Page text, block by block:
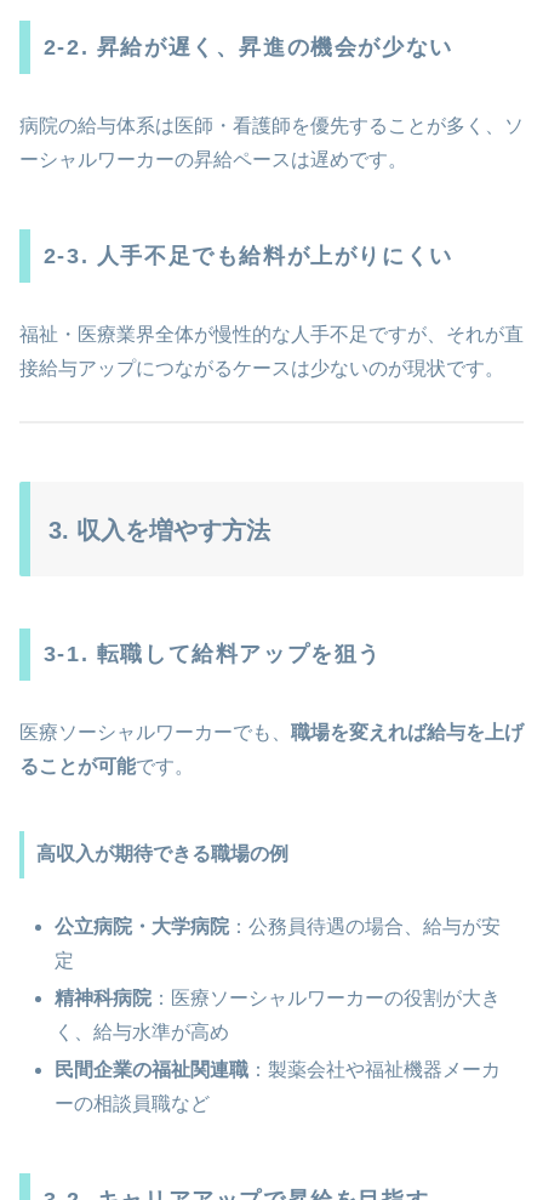
2-2. 昇給が遅く、昇進の機会が少ない
病院の給与体系は医師・看護師を優先することが多く、ソ
ーシャルワーカーの昇給ペースは遅めです。
2-3. 人手不足でも給料が上がりにくい
福祉・医療業界全体が慢性的な人手不足ですが、それが直
接給与アップにつながるケースは少ないのが現状です。
3. 収入を増やす方法
3-1. 転職して給料アップを狙う
医療ソーシャルワーカーでも、 職場を変えれば給与を上げ
ることが可能です。
高収入が期待できる職場の例
公立病院・大学病院：公務員待遇の場合、給与が安
定
精神科病院：医療ソーシャルワーカーの役割が大き
く、給与水準が高め
民間企業の福祉関連職 ：製薬会社や福祉機器メーカ
ーの相談員職など